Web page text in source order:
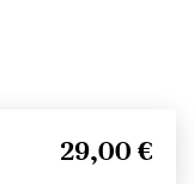
29,00 €